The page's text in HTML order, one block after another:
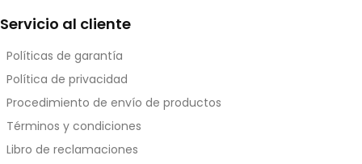
Servicio al cliente
Políticas de garantía
Política de privacidad
Procedimiento de envío de productos
Términos y condiciones
Libro de reclamaciones